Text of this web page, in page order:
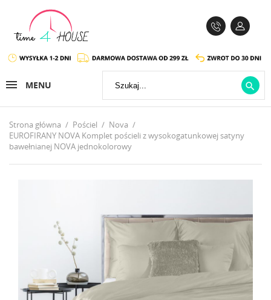
MENU 
Strona główna Pościel
Nova
EUROFIRANY NOVA Komplet pościeli z wysokogatunkowej satyny
bawełnianej NOVA jednokolorowy